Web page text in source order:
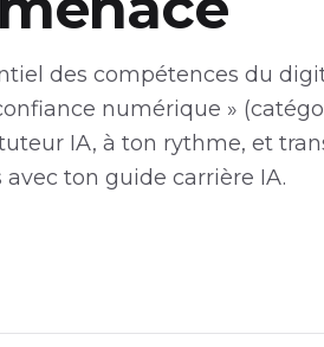
des compétences du
numérique »
IA, à ton rythme, et
ton guide carrière IA.